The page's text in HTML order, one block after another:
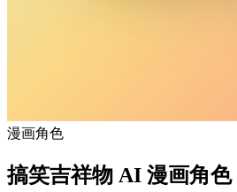
漫画角色
搞笑吉祥物 AI 漫画角色